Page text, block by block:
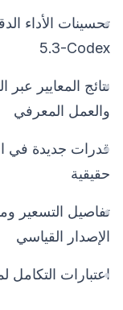
5.3-Codex
نتائج المعايير عبر
والعمل المعرفي
قدرات جديدة في
حقيقية
الإصدار القياسي
اعتبارات